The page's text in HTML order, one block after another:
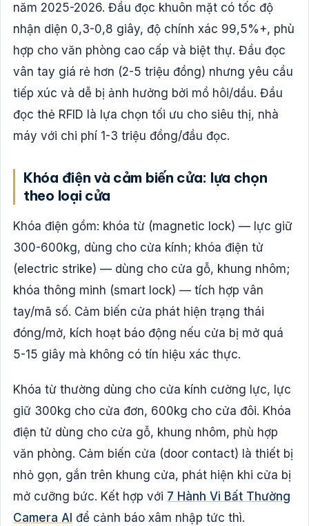
năm 2025-2026. Đầu đọc khuôn mặt có tốc độ
nhận diện 0,3-0,8 giây, độ chính xác 99,5%+, phù
hợp cho văn phòng cao cấp và biệt thự. Đầu đọc
vân tay giá rẻ hơn (2-5 triệu đồng) nhưng yêu cầu
tiếp xúc và dễ bị ảnh hưởng bởi mồ hôi/dầu. Đầu
đọc thẻ RFID là lựa chọn tối ưu cho siêu thị, nhà
máy với chi phí 1-3 triệu đồng/đầu đọc.
Khóa điện và cảm biến cửa: lựa chọn
theo loại cửa
Khóa điện gồm: khóa từ (magnetic lock) — lực giữ
300-600kg, dùng cho cửa kính; khóa điện tử
(electric strike) — dùng cho cửa gỗ, khung nhôm;
khóa thông minh (smart lock) — tích hợp vân
tay/mã số. Cảm biến cửa phát hiện trạng thái
đóng/mở, kích hoạt báo động nếu cửa bị mở quá
5-15 giây mà không có tín hiệu xác thực.
Khóa từ thường dùng cho cửa kính cường lực, lực
giữ 300kg cho cửa đơn, 600kg cho cửa đôi. Khóa
điện tử dùng cho cửa gỗ, khung nhôm, phù hợp
văn phòng. Cảm biến cửa (door contact) là thiết bị
nhỏ gọn, gắn trên khung cửa, phát hiện khi cửa bị
mở cưỡng bức. Kết hợp với 7 Hành Vi Bất Thường
Camera AI để cảnh báo xâm nhập tức thì.